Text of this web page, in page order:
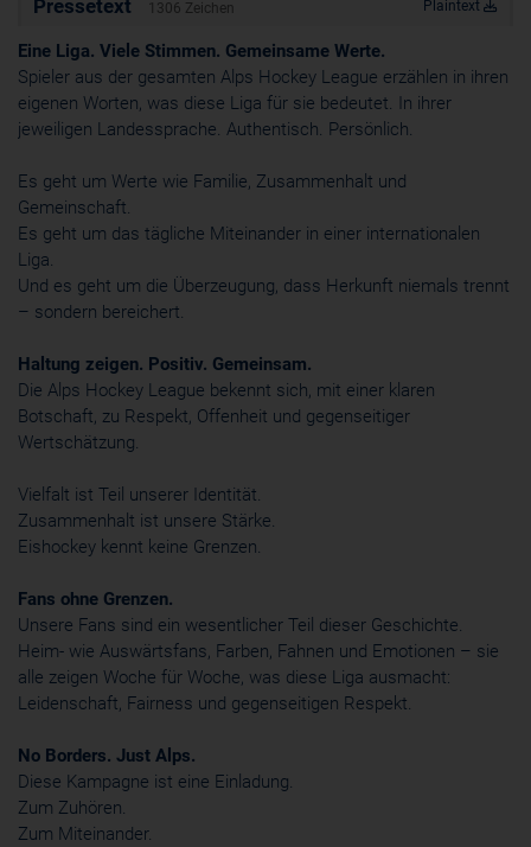
Pressetext 1306 Zeichen Plaintext
Eine Liga. Viele Stimmen. Gemeinsame Werte.
Spieler aus der gesamten Alps Hockey League erzählen in ihren
eigenen Worten, was diese Liga für sie bedeutet. In ihrer
jeweiligen Landessprache. Authentisch. Persönlich.
Es geht um Werte wie Familie, Zusammenhalt und
Gemeinschaft.
Es geht um das tägliche Miteinander in einer internationalen
Liga.
Und es geht um die Überzeugung, dass Herkunft niemals trennt
– sondern bereichert.
Haltung zeigen. Positiv. Gemeinsam.
Die Alps Hockey League bekennt sich, mit einer klaren
Botschaft, zu Respekt, Offenheit und gegenseitiger
Wertschätzung.
Vielfalt ist Teil unserer Identität.
Zusammenhalt ist unsere Stärke.
Eishockey kennt keine Grenzen.
Fans ohne Grenzen.
Unsere Fans sind ein wesentlicher Teil dieser Geschichte.
Heim- wie Auswärtsfans, Farben, Fahnen und Emotionen – sie
alle zeigen Woche für Woche, was diese Liga ausmacht:
Leidenschaft, Fairness und gegenseitigen Respekt.
No Borders. Just Alps.
Diese Kampagne ist eine Einladung.
Zum Zuhören.
Zum Miteinander.
ahoy_*
powrio.com
https://www.powr.io/privacy
_ga, _gid